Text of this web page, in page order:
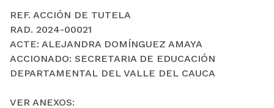
REF. ACCIÓN DE TUTELA
RAD. 2024-00021
ACTE: ALEJANDRA DOMÍNGUEZ AMAYA
ACCIONADO: SECRETARIA DE EDUCACIÓN
DEPARTAMENTAL DEL VALLE DEL CAUCA
VER ANEXOS: